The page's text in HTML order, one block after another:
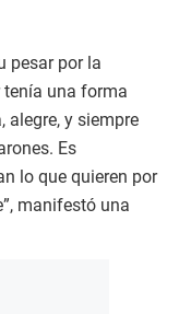
pesar por la
tenía una forma
alegre, y siempre
Es
lo que quieren por
manifestó una